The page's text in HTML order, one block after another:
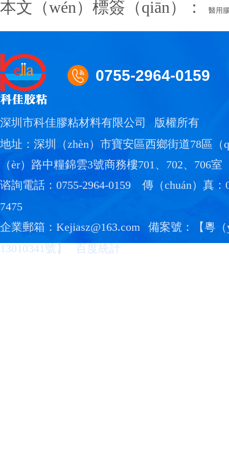
本文（wén）標簽（qiān）： 醫用
0755-2964-0159
深圳市科佳膠粘材料有限公司
版權所有
地址：深圳（zhèn）市寶安區西鄉街道78區（
（èr）路中糧錦雲3號商務樓701、702、706室
谘詢電話：0755-2964-0159
傳（chuán）真：
7475
企業郵箱：Kejiasz@163.com
備案號：【粵（
13010341號 】 百度統計